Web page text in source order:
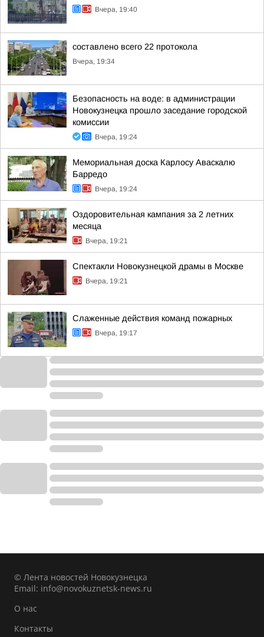
Вчера, 19:40
составлено всего 22 протокола
Вчера, 19:34
Безопасность на воде: в администрации
Новокузнецка прошло заседание городской
комиссии
Вчера, 19:24
Мемориальная доска Карлосу Аваскалю
Барредо
Вчера, 19:24
Оздоровительная кампания за 2 летних
месяца
Вчера, 19:21
Спектакли Новокузнецкой драмы в Москве
Вчера, 19:21
Слаженные действия команд пожарных
Вчера, 19:17
© Лента новостей Новокузнецка
Email: info@novokuznetsk-news.ru
О нас
Контакты